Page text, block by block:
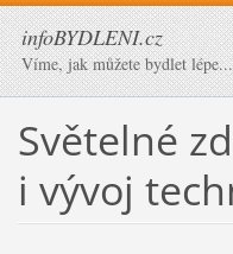
infoBYDLENI.cz
Víme, jak můžete bydlet lépe...
Světelné
i vývoj